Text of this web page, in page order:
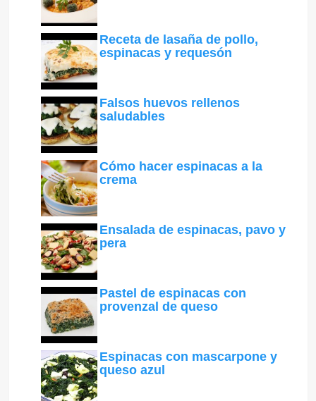
Receta de lasaña de pollo,
espinacas y requesón
Falsos huevos rellenos
saludables
Cómo hacer espinacas a la
crema
Ensalada de espinacas, pavo y
pera
Pastel de espinacas con
provenzal de queso
Espinacas con mascarpone y
queso azul